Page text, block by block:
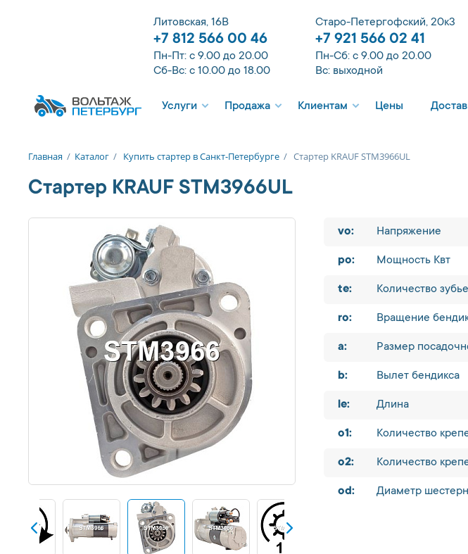
Литовская, 16В
+7 812 566 00 46
Пн-Пт: с 9.00 до 20.00
Сб-Вс: с 10.00 до 18.00
Старо-Петергофский, 20к3
+7 921 566 02 41
Пн-Сб: с 9.00 до 20.00
Вс: выходной
Услуги Продажа Клиентам Цены
Главная / Каталог / Купить стартер в Санкт-Петербурге / Стартер KRAUF STM3966UL
Стартер KRAUF STM3966UL
vo: Напряжение
po: Мощность Квт
te: Количество
ro: Вращение
a: Размер
b: Вылет бендикса
le: Длина
o1: Количество
o2: Количество
od: Диаметр